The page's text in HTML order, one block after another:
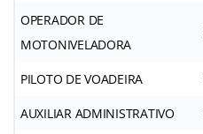
OPERADOR DE
MOTONIVELADORA
PILOTO DE VOADEIRA
AUXILIAR ADMINISTRATIVO